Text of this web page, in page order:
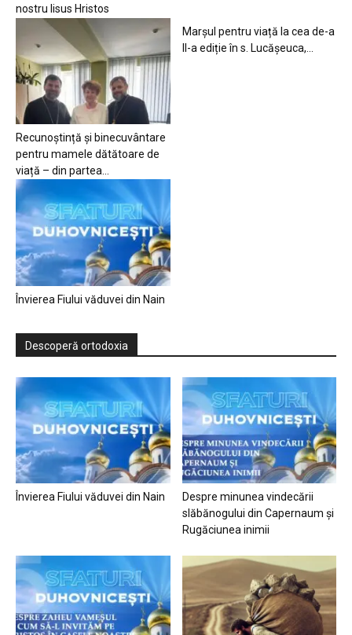
nostru Iisus Hristos
Recunoștință și binecuvântare
pentru mamele dătătoare de
viață – din partea...
Marșul pentru viață la cea de-a
II-a ediție în s. Lucășeuca,...
Învierea Fiului văduvei din Nain
Descoperă ortodoxia
Învierea Fiului văduvei din Nain
Despre minunea vindecării
slăbănogului din Capernaum și
Rugăciunea inimii